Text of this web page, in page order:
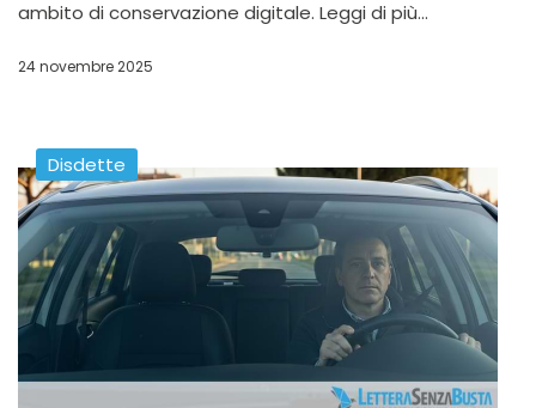
ambito di conservazione digitale. Leggi di più...
24 novembre 2025
Disdette